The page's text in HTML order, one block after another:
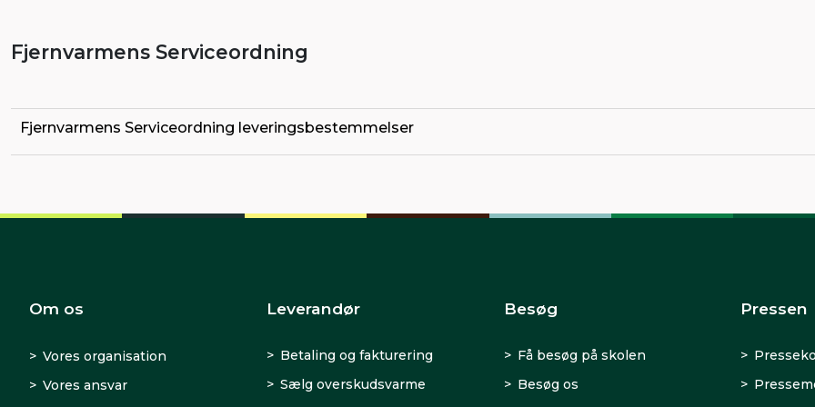
Fjernvarmens Serviceordning
Fjernvarmens Serviceordning leveringsbestemmelser
Om os
Vores organisation
Vores ansvar
Leverandør
Betaling og fakturering
Sælg overskudsvarme
Besøg
Få besøg på skolen
Besøg os
Pressen